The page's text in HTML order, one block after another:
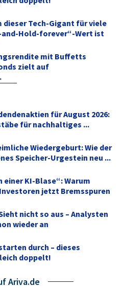
dieser Tech-Gigant für viele
Hold-forever“-Wert ist
mit Buffetts
zielt auf
für August 2026:
für nachhaltiges ...
Wiedergeburt: Wie der
Speicher-Urgestein neu ...
KI-Blase“: Warum
jetzt Bremsspuren
nicht so aus – Analysten
wieder an
durch – dieses
doppelt!
Ariva.de